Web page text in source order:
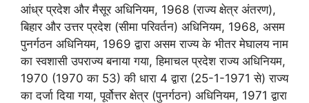
आंध्र प्रदेश और मैसूर अधिनियम, 1968 (राज्य क्षेत्र अंतरण),
बिहार और उत्तर प्रदेश (सीमा परिवर्तन) अधिनियम, 1968, असम
पुनर्गठन अधिनियम, 1969 द्वारा असम राज्य के भीतर मेघालय नाम
का स्वशासी उपराज्य बनाया गया, हिमाचल प्रदेश राज्य अधिनियम,
1970 (1970 का 53) की धारा 4 द्वारा (25-1-1971 से) राज्य
का दर्जा दिया गया, पूर्वोत्तर क्षेत्र (पुनर्गठन) अधिनियम, 1971 द्वारा